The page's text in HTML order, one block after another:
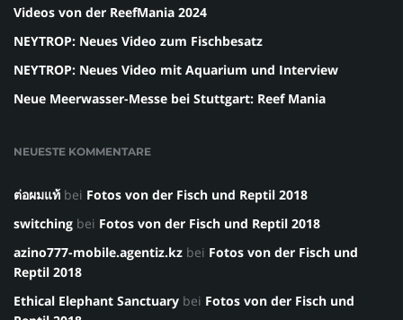
Videos von der ReefMania 2024
NEYTROP: Neues Video zum Fischbesatz
NEYTROP: Neues Video mit Aquarium und Interview
Neue Meerwasser-Messe bei Stuttgart: Reef Mania
NEUESTE KOMMENTARE
ต่อผมแท้ bei Fotos von der Fisch und Reptil 2018
switching bei Fotos von der Fisch und Reptil 2018
azino777-mobile.agentiz.kz bei Fotos von der Fisch und
Reptil 2018
Ethical Elephant Sanctuary bei Fotos von der Fisch und